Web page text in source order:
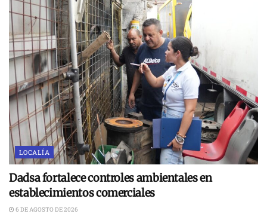
LOCALÍA
Dadsa fortalece controles ambientales en
establecimientos comerciales
6 DE AGOSTO DE 2026